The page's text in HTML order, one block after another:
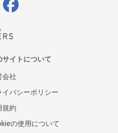
サイトについて
会社
イバシーポリシー
規約
の使用について